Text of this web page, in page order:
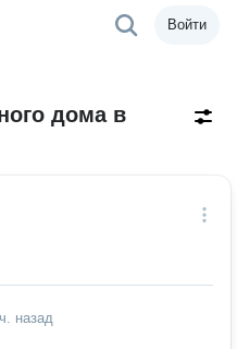
Войти
дома в
назад